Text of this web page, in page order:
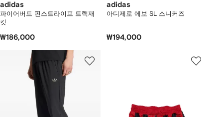
adidas
파이어버드 핀스트라이프 트랙재
킷
₩186,000
adidas
아디제로 에보 SL 스니커즈
₩194,000